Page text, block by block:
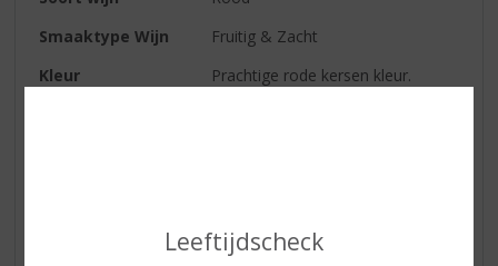
Leeftijdscheck
Smaaktype Wijn
Fruitig & Zacht
Kleur
Prachtige rode kersen kleur.
vleug van melk chocolade.